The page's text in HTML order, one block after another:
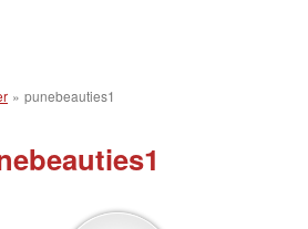
» punebeauties1